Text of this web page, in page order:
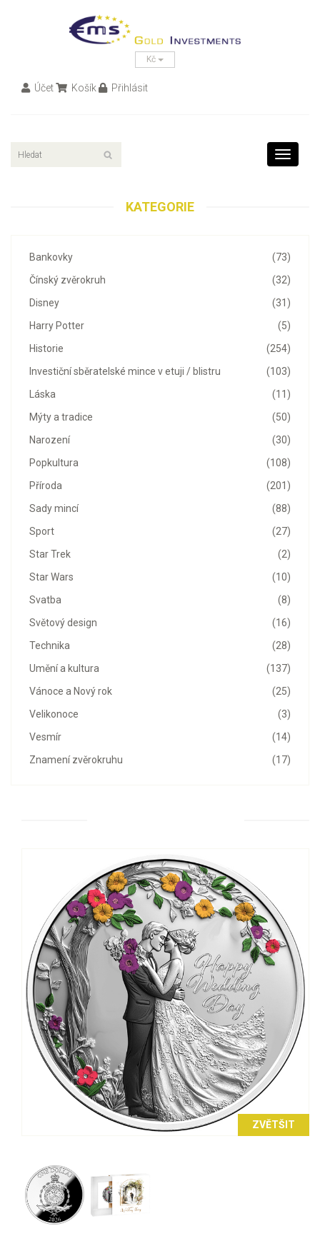
Kč
Účet Košík Přihlásit
Toggle
KATEGORIE
(73)
Bankovky
(32)
Čínský zvěrokruh
(31)
Disney
(5)
Harry Potter
(254)
Historie
(103)
Investiční sběratelské mince v etuji / blistru
(11)
Láska
(50)
Mýty a tradice
(30)
Narození
(108)
Popkultura
(201)
Příroda
(88)
Sady mincí
(27)
Sport
(2)
Star Trek
(10)
Star Wars
(8)
Svatba
(16)
Světový design
(28)
Technika
(137)
Umění a kultura
(25)
Vánoce a Nový rok
(3)
Velikonoce
(14)
Vesmír
(17)
Znamení zvěrokruhu
ZVĚTŠIT